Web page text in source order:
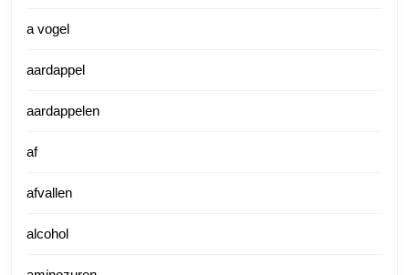
a vogel
aardappel
aardappelen
af
afvallen
alcohol